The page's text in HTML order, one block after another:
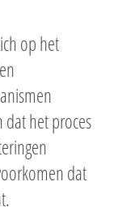
op het
het proces
dat